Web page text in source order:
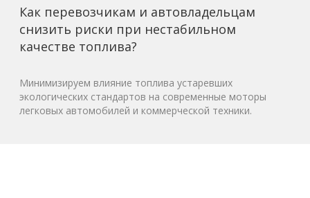
Как перевозчикам и автовладельцам
снизить риски при нестабильном
качестве топлива?
Минимизируем влияние топлива устаревших
экологических стандартов на современные моторы
легковых автомобилей и коммерческой техники.